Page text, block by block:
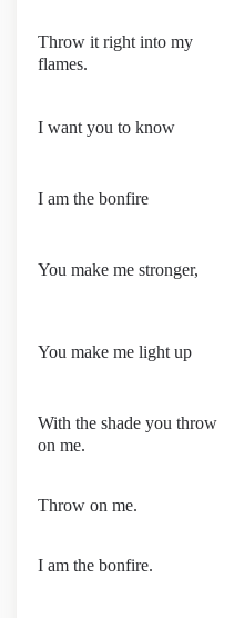
Throw it right into my
flames.
I want you to know
I am the bonfire
You make me stronger,
You make me light up
With the shade you throw
on me.
Throw on me.
I am the bonfire.